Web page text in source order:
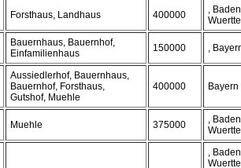
Forsthaus, Landhaus 400000
,
Bauernhaus, Bauernhof,
Einfamilienhaus
150000 ,
Aussiedlerhof, Bauernhaus,
Bauernhof, Forsthaus,
Gutshof, Muehle
400000 Bayern
Muehle 375000
,
,